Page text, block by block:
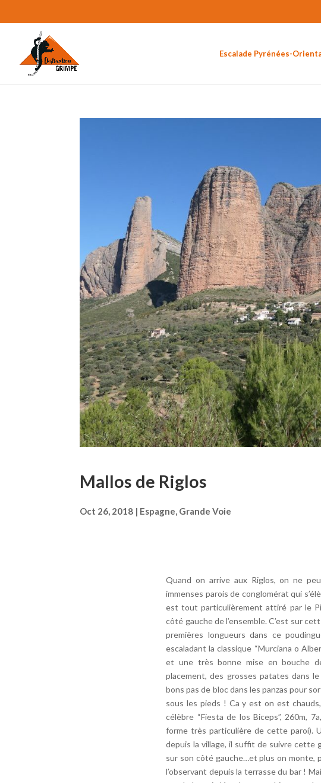
Escalade Pyrénées-
Mallos de Riglos
Oct 26, 2018 | Espagne, Grande Voie
Quand on arrive aux Riglos, on ne
immenses parois de conglomérat qui
est tout particulièrement attiré par le
côté gauche de l’ensemble. C’est sur
premières longueurs dans ce
escaladant la classique “Murciana o
et une très bonne mise en bouche
placement, des grosses patates dans
bons pas de bloc dans les panzas pour
sous les pieds ! Ca y est on est
célèbre “Fiesta de los Biceps”, 260m,
forme très particulière de cette paroi).
depuis la village, il suffit de suivre cette
sur son côté gauche…et plus on monte,
l’observant depuis la terrasse du bar !